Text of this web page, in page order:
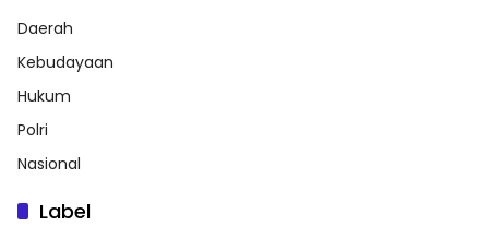
Daerah
Kebudayaan
Hukum
Polri
Nasional
Label